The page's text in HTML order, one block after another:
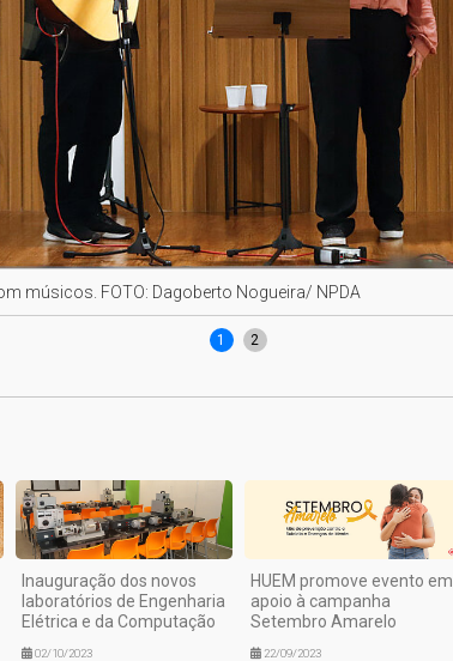
músicos. FOTO: Dagoberto Nogueira/ NPDA
1 2
Inauguração dos novos
laboratórios de Engenharia
Elétrica e da Computação
02/10/2023
HUEM promove evento em
apoio à campanha
Setembro Amarelo
22/09/2023